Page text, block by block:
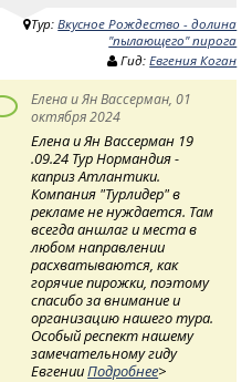
Тур:Вкусное Рождество - долина
"пылающего" пирога
Гид:Евгения Коган
Елена и Ян Вассерман, 01
октября 2024
Елена и Ян Вассерман 19
.09.24 Тур Нормандия -
каприз Атлантики.
Компания "Турлидер" в
рекламе не нуждается. Там
всегда аншлаг и места в
любом направлении
расхватываются, как
горячие пирожки, поэтому
спасибо за внимание и
организацию нашего тура.
Особый респект нашему
замечательному гиду
ЕвгенииПодробнее>